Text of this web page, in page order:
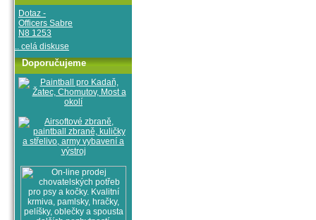
Dotaz -
Officers Sabre
N8 1253
.. celá diskuse
Doporučujeme